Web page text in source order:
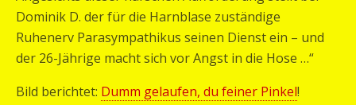
Dominik D. der für die Harnblase zuständige
Ruhenerv Parasympathikus seinen Dienst ein – und
der 26-Jährige macht sich vor Angst in die Hose …“
Bild berichtet: Dumm gelaufen, du feiner Pinkel!